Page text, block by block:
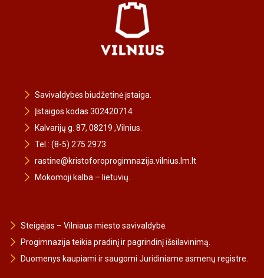
Savivaldybės biudžetinė įstaiga.
Įstaigos kodas 302420714
Kalvarijų g. 87, 08219 ,Vilnius.
Tel.: (8-5) 275 2973
rastine@kristoforoprogimnazija.vilnius.lm.lt
Mokomoji kalba – lietuvių.
Steigėjas – Vilniaus miesto savivaldybė.
Progimnazija teikia pradinį ir pagrindinį išsilavinimą.
Duomenys kaupiami ir saugomi Juridiniame asmenų registre.